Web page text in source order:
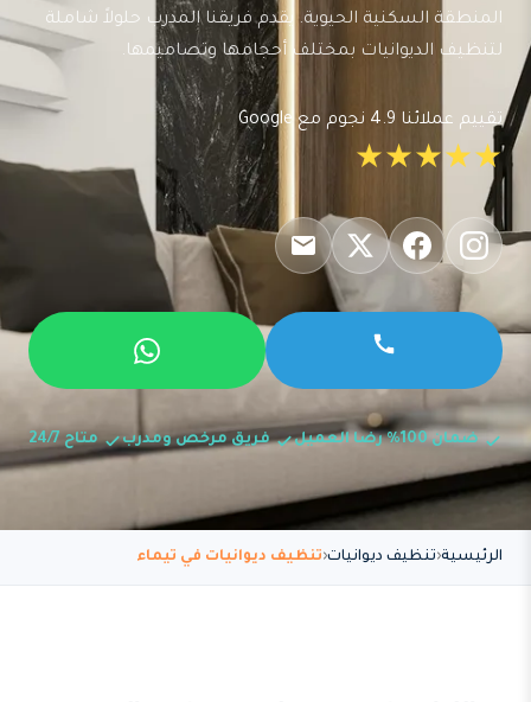
المنطقة السكنية الحيوية. يقدم فريقنا المدرب حلولاً شاملة
لتنظيف الديوانيات بمختلف أحجامها وتصاميمها.
تقييم عملائنا 4.9 نجوم مع Google
★★★★★
ضمان 100% رضا العميل فريق مرخص ومدرب متاح 24/7
الرئيسية تنظيف ديوانيات تنظيف ديوانيات في تيماء